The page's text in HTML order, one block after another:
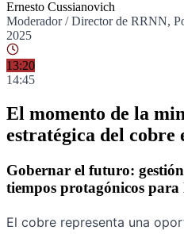
Ernesto Cussianovich
Moderador / Director de RRNN,
2025
13:20
14:45
El momento de la
estratégica del cobre
Gobernar el futuro:
tiempos protagónicos
El cobre representa una